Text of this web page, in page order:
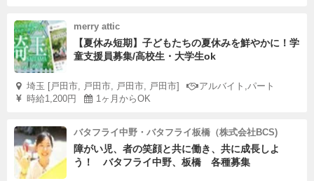
merry attic
【夏休み短期】子どもたちの夏休みを鮮やかに！学
童支援員募集/高校生・大学生ok
埼玉 [戸田市, 戸田市, 戸田市, 戸田市]
アルバイト,パート
時給1,200円
1ヶ月からOK
バタフライ中野・バタフライ板橋（株式会社BCS)
障がい児、者の笑顔と共に働き、共に成長しよ
う！ バタフライ中野、板橋 各種募集